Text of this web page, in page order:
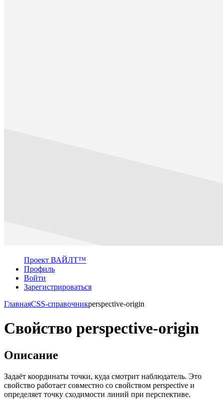
Проект ВАЙЛТ™
Профиль
Войти
Зарегистрироваться
ГлавнаяCSS-справочникperspective-origin
Свойство perspective-origin
Описание
Задаёт координаты точки, куда смотрит наблюдатель. Это
свойство работает совместно со свойством perspective и
определяет точку сходимости линий при перспективе.